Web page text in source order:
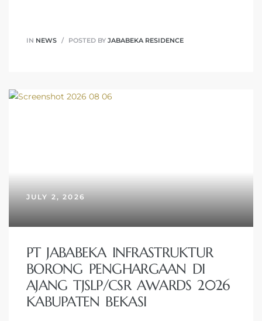
IN NEWS POSTED BY JABABEKA RESIDENCE
JULY 2, 2026
PT JABABEKA INFRASTRUKTUR
BORONG PENGHARGAAN DI
AJANG TJSLP/CSR AWARDS 2026
KABUPATEN BEKASI